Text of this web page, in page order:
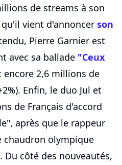
de streams à son
vient d'annoncer son
Pierre Garnier est
avec sa ballade "Ceux
encore 2,6 millions de
Enfin, le duo Jul et
de Français d'accord
après que le rappeur
chaudron olympique
Du côté des nouveautés,